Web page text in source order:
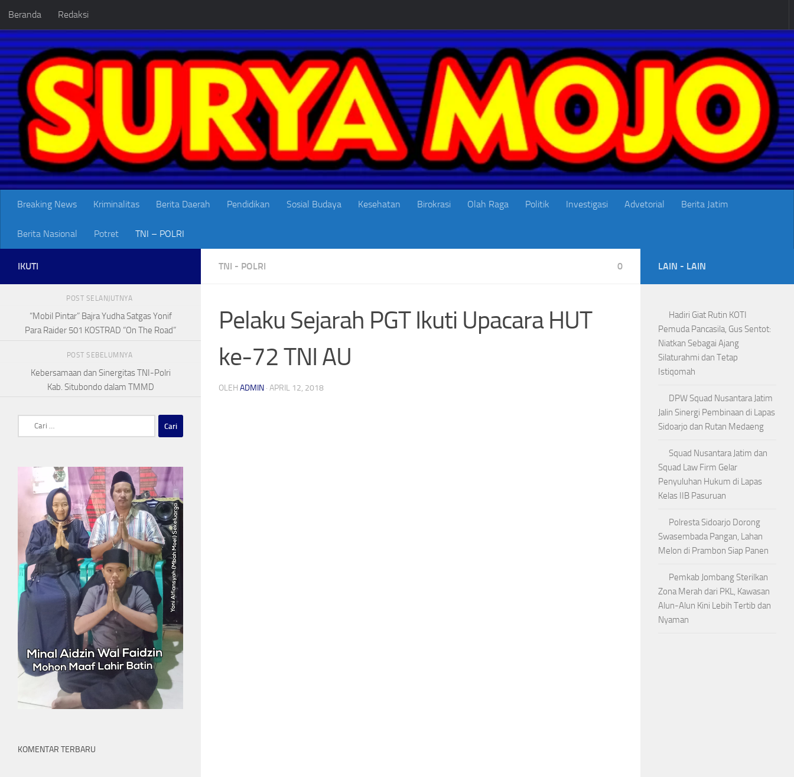
Skip to content
Beranda Redaksi
Breaking News Kriminalitas Berita Daerah Pendidikan Sosial Budaya Kesehatan Birokrasi Olah Raga Politik Investigasi Advetorial Berita Jatim
Berita Nasional Potret TNI – POLRI
TNI - POLRI 0
Pelaku Sejarah PGT Ikuti Upacara HUT
ke-72 TNI AU
OLEH ADMIN · APRIL 12, 2018
IKUTI
POST SELANJUTNYA
“Mobil Pintar” Bajra Yudha Satgas Yonif
Para Raider 501 KOSTRAD “On The Road”
POST SEBELUMNYA
Kebersamaan dan Sinergitas TNI-Polri
Kab. Situbondo dalam TMMD
untuk:
KOMENTAR TERBARU
LAIN - LAIN
Hadiri Giat Rutin KOTI
Pemuda Pancasila, Gus Sentot:
Niatkan Sebagai Ajang
Silaturahmi dan Tetap
Istiqomah
DPW Squad Nusantara Jatim
Jalin Sinergi Pembinaan di Lapas
Sidoarjo dan Rutan Medaeng
Squad Nusantara Jatim dan
Squad Law Firm Gelar
Penyuluhan Hukum di Lapas
Kelas IIB Pasuruan
Polresta Sidoarjo Dorong
Swasembada Pangan, Lahan
Melon di Prambon Siap Panen
Pemkab Jombang Sterilkan
Zona Merah dari PKL, Kawasan
Alun-Alun Kini Lebih Tertib dan
Nyaman